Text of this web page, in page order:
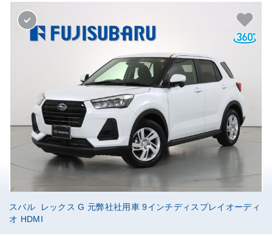
スバル レックス G 元弊社社用車 9インチディスプレイオーディ
オ HDMI